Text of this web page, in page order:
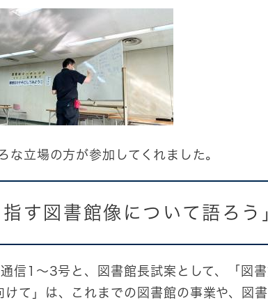
立場の方が参加してくれました。
す図書館像について語ろう
信1～3号と、図書館長試案として、「図
て」は、これまでの図書館の事業や、図